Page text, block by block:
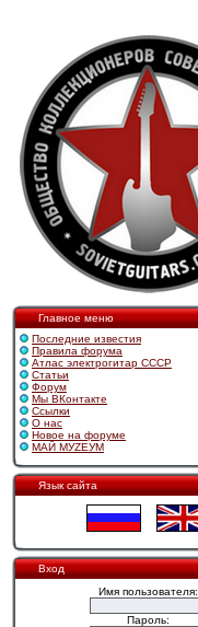
Главное меню
Последние известия
Правила форума
Атлас электрогитар СССР
Статьи
Форум
Мы ВКонтакте
Ссылки
О нас
Новое на форуме
МАЙ МУZЕУМ
Язык сайта
Вход
Имя пользователя:
Пароль: